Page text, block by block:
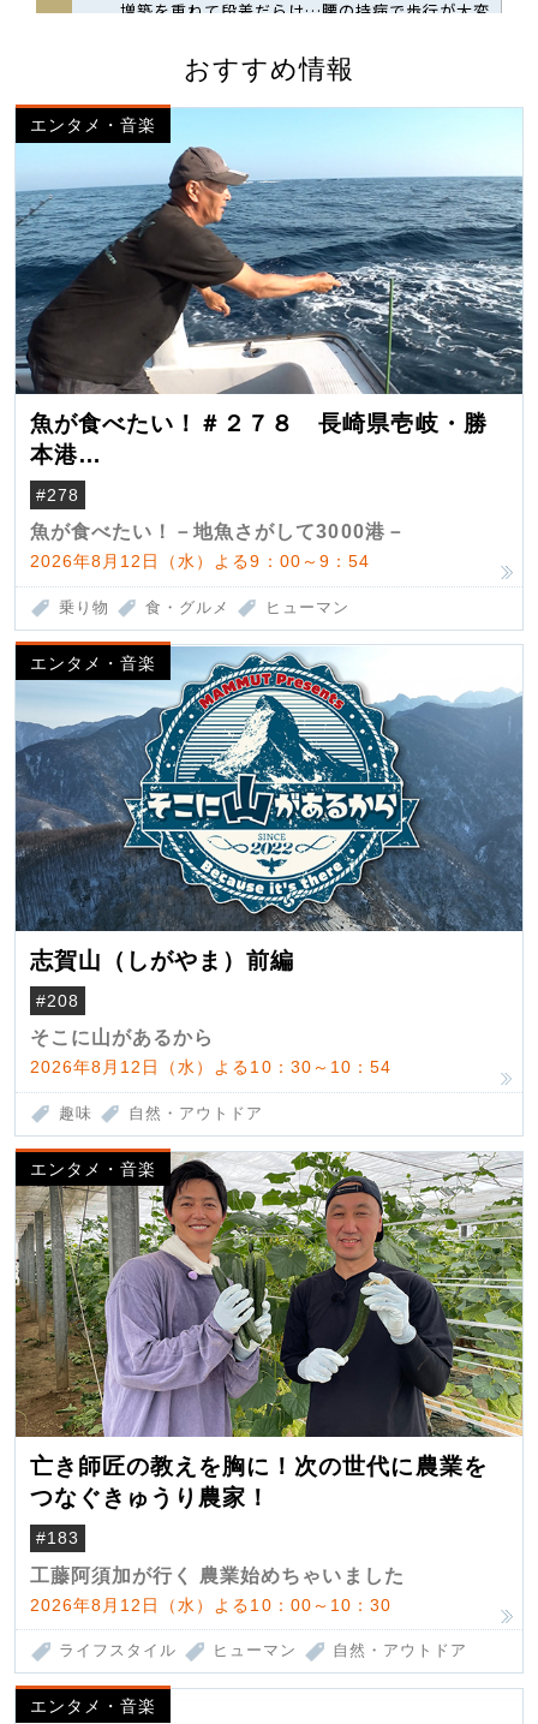
おすすめ情報
エンタメ・音楽
魚が食べたい！＃２７８ 長崎県壱岐・勝
本港
（クロマグロ）
#278
魚が食べたい！－地魚さがして3000港－
2026年8月12日（水）よる9：00～9：54
乗り物 食・グルメ ヒューマン
エンタメ・音楽
志賀山（しがやま）前編
#208
そこに山があるから
2026年8月12日（水）よる10：30～10：54
趣味 自然・アウトドア
エンタメ・音楽
亡き師匠の教えを胸に！次の世代に農業を
つなぐきゅうり農家！
#183
工藤阿須加が行く 農業始めちゃいました
2026年8月12日（水）よる10：00～10：30
ライフスタイル ヒューマン 自然・アウトドア
エンタメ・音楽